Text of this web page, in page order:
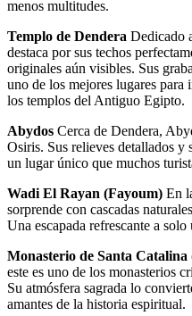
menos multitudes.
Templo de Dendera Dedicado
destaca por sus techos
originales aún visibles. Sus
uno de los mejores lugares para
los templos del Antiguo Egipto.
Abydos Cerca de Dendera,
Osiris. Sus relieves detallados y
un lugar único que muchos
Wadi El Rayan (Fayoum) En
sorprende con cascadas
Una escapada refrescante a
Monasterio de Santa Catalina
este es uno de los monasterios
Su atmósfera sagrada lo
amantes de la historia espiritual.